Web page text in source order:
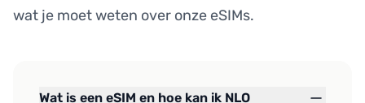
wat je moet weten over onze eSIMs.
Wat is een eSIM en hoe kan ik NLO